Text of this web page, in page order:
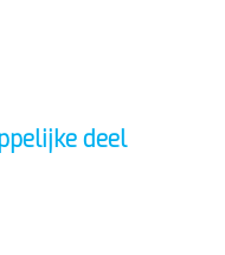
deel